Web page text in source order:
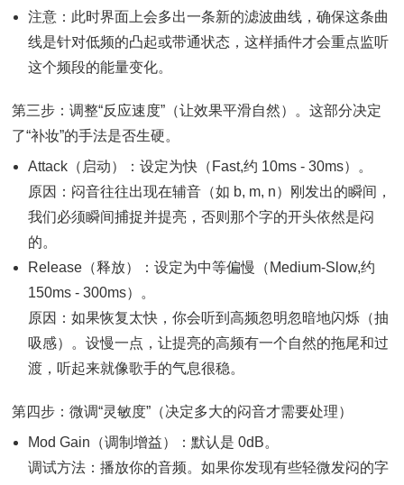
注意：此时界面上会多出一条新的滤波曲线，确保这条曲
线是针对低频的凸起或带通状态，这样插件才会重点监听
这个频段的能量变化。
第三步：调整“反应速度”（让效果平滑自然）。这部分决定
了“补妆”的手法是否生硬。
Attack（启动）：设定为快（Fast,约 10ms - 30ms）。
原因：闷音往往出现在辅音（如 b, m, n）刚发出的瞬间，
我们必须瞬间捕捉并提亮，否则那个字的开头依然是闷
的。
Release（释放）：设定为中等偏慢（Medium-Slow,约
150ms - 300ms）。
原因：如果恢复太快，你会听到高频忽明忽暗地闪烁（抽
吸感）。设慢一点，让提亮的高频有一个自然的拖尾和过
渡，听起来就像歌手的气息很稳。
第四步：微调“灵敏度”（决定多大的闷音才需要处理）
Mod Gain（调制增益）：默认是 0dB。
调试方法：播放你的音频。如果你发现有些轻微发闷的字